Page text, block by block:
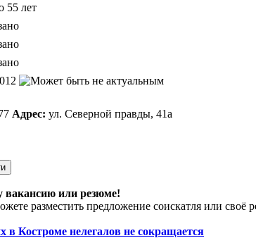
55 лет
Адрес: ул. Северной правды, 41а
или резюме!
разместить предложение соискатля или своё
в Костроме нелегалов не сокращается